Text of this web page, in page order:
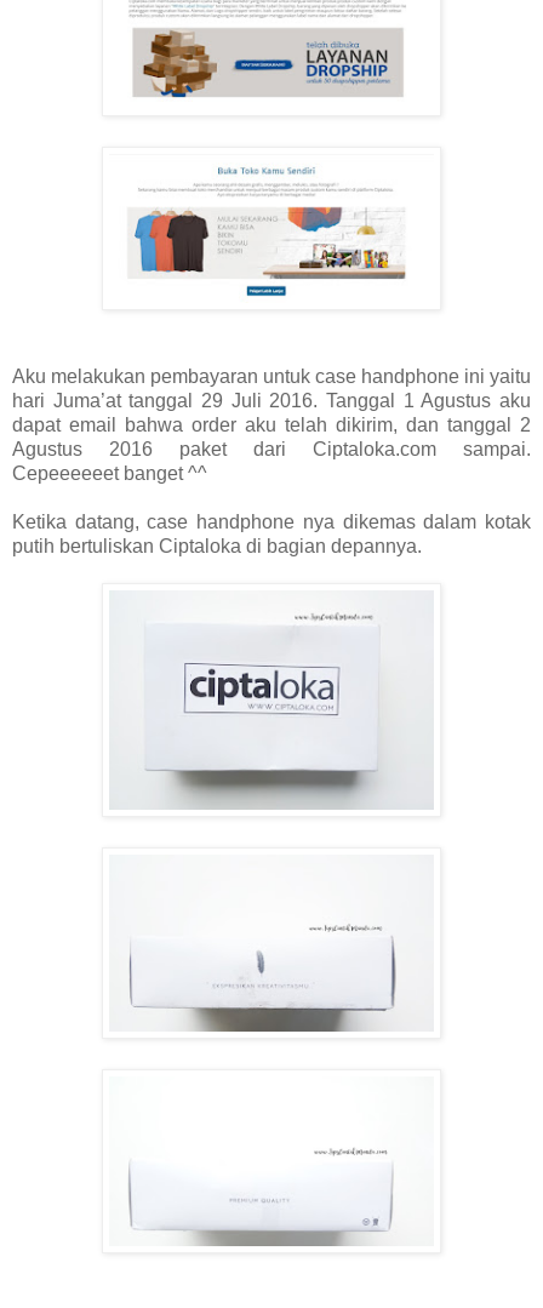
Aku melakukan pembayaran untuk case handphone ini yaitu
hari Juma’at tanggal 29 Juli 2016. Tanggal 1 Agustus aku
dapat email bahwa order aku telah dikirim, dan tanggal 2
Agustus 2016 paket dari Ciptaloka.com sampai.
Cepeeeeeet banget ^^
Ketika datang, case handphone nya dikemas dalam kotak
putih bertuliskan Ciptaloka di bagian depannya.